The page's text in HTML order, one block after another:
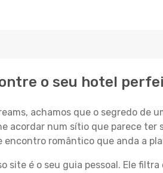
o seu hotel
achamos que o segredo de
acordar num sítio que parece ter
encontro romântico que anda a
site é o seu guia pessoal. Ele filtra